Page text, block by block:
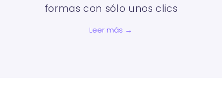
formas con sólo unos clics
Leer más →